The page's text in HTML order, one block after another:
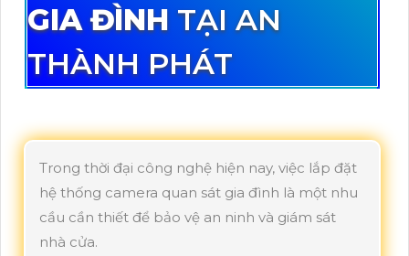
GIA ĐÌNHTẠI AN
THÀNH PHÁT
Trong thời đại công nghệ hiện nay, việc lắp đặt
hệ thống camera quan sát gia đình là một nhu
cầu cần thiết để bảo vệ an ninh và giám sát
nhà cửa.